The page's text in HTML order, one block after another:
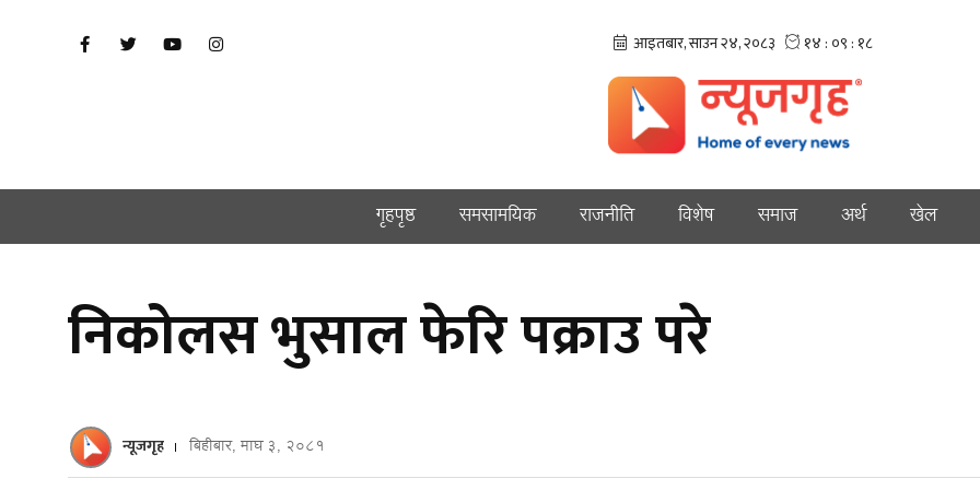
गृहपृष्ठ समसामयिक राजनीति विशेष समाज अर्थ खेल
निकोलस भुसाल फेरि पक्राउ परे
न्यूजगृह बिहीबार, माघ ३, २०८१